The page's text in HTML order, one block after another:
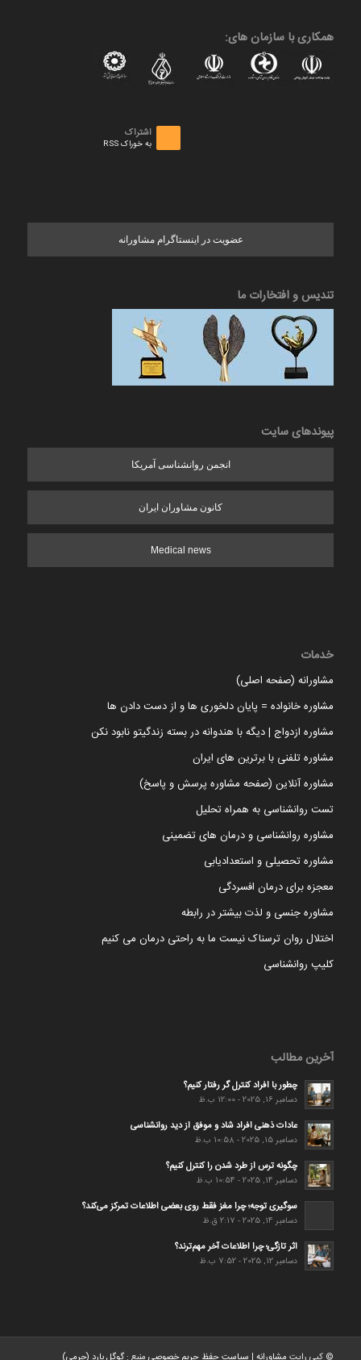
همکاری با سازمان های:
اشتراک
به خوراک RSS
عضویت در اینستاگرام مشاورانه
تندیس و افتخارات ما
پیوندهای سایت
انجمن روانشناسی آمریکا
کانون مشاوران ایران
Medical news
خدمات
مشاورانه (صفحه اصلی)
مشاوره خانواده = پایان دلخوری ها و از دست دادن ها
مشاوره ازدواج | دیگه با هندوانه در بسته زندگیتو نابود نکن
مشاوره تلفنی با برترین های ایران
مشاوره آنلاین (صفحه مشاوره پرسش و پاسخ)
تست روانشناسی به همراه تحلیل
مشاوره روانشناسی و درمان های تضمینی
مشاوره تحصیلی و استعدادیابی
معجزه برای درمان افسردگی
مشاوره جنسی و لذت بیشتر در رابطه
اختلال روان ترسناک نیست ما به راحتی درمان می کنیم
کلیپ روانشناسی
آخرین مطالب
چطور با افراد کنترل گر رفتار کنیم؟
دسامبر 16, 2025 - 12:00 ب.ظ
عادات ذهنی افراد شاد و موفق از دید روانشناسی
دسامبر 15, 2025 - 10:58 ب.ظ
چگونه ترس از طرد شدن را کنترل کنیم؟
دسامبر 14, 2025 - 10:54 ب.ظ
سوگیری توجه؛ چرا مغز فقط روی بعضی اطلاعات تمرکز می‌کند؟
دسامبر 14, 2025 - 2:17 ق.ظ
اثر تازگی؛ چرا اطلاعات آخر مهم‌ترند؟
دسامبر 12, 2025 - 7:52 ب.ظ